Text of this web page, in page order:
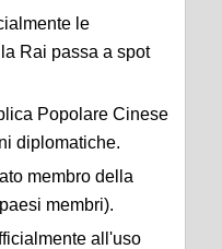
le
Rai passa a spot
Popolare Cinese
diplomatiche.
membro della
membri).
all'uso